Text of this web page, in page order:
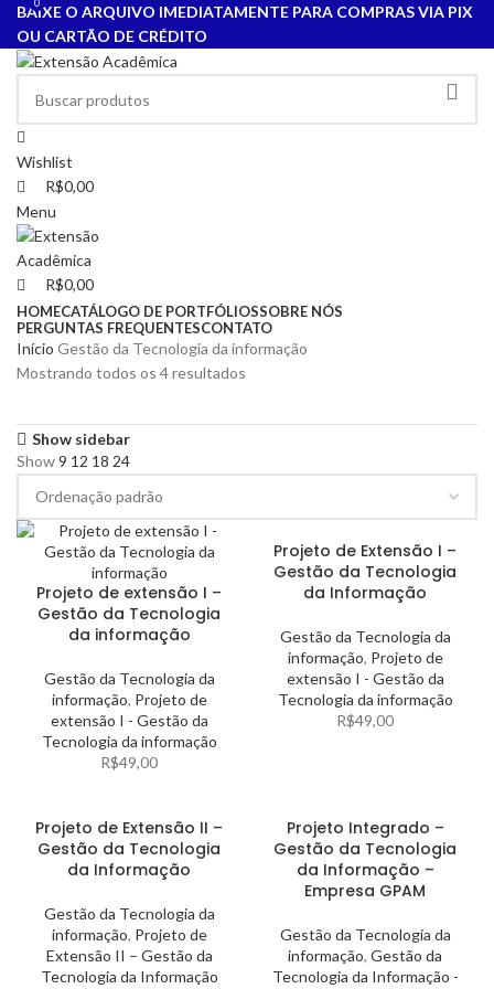
BAIXE O ARQUIVO IMEDIATAMENTE PARA COMPRAS VIA PIX
OU CARTÃO DE CRÉDITO
Wishlist
0
R$0,00
Menu
0
R$0,00
HOMECATÁLOGO DE PORTFÓLIOSSOBRE NÓS
PERGUNTAS FREQUENTESCONTATO
Início Gestão da Tecnologia da informação
Mostrando todos os 4 resultados
Show sidebar
Show9 12 18 24
Projeto de extensão I –
Gestão da Tecnologia
da informação
Gestão da Tecnologia da
informação, Projeto de
extensão I - Gestão da
Tecnologia da informação
R$49,00
Projeto de Extensão I –
Gestão da Tecnologia
da Informação
Gestão da Tecnologia da
informação, Projeto de
extensão I - Gestão da
Tecnologia da informação
R$49,00
Projeto de Extensão II –
Gestão da Tecnologia
da Informação
Gestão da Tecnologia da
informação, Projeto de
Extensão II – Gestão da
Tecnologia da Informação
Projeto Integrado –
Gestão da Tecnologia
da Informação –
Empresa GPAM
Gestão da Tecnologia da
informação, Gestão da
Tecnologia da Informação -